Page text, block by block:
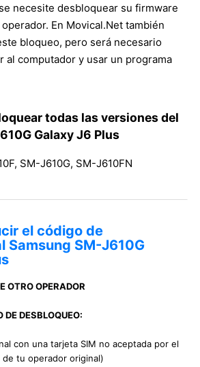
necesite desbloquear su firmware
En Movical.Net también
bloqueo, pero será necesario
al computador y usar un programa
todas las versiones del
Galaxy J6 Plus
SM-J610G, SM-J610FN
el código de
Samsung SM-J610G
OTRO OPERADOR
DESBLOQUEO:
con una tarjeta SIM no aceptada por el
tu operador original)